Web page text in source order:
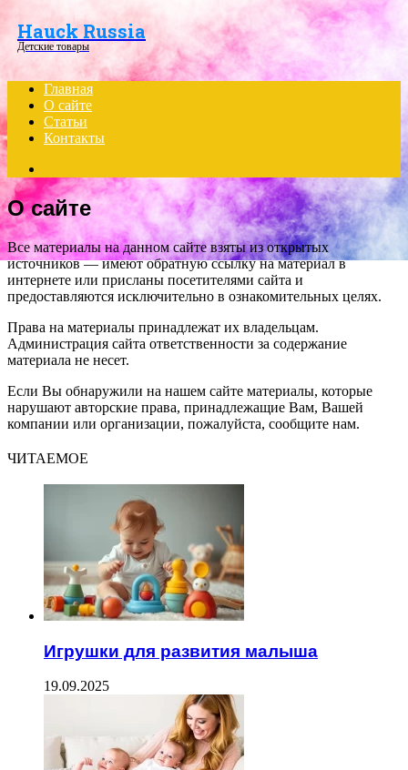
Hauck Russia
Детские товары
Главная
О сайте
Статьи
Контакты
for
О сайте
Все материалы на данном сайте взяты из открытых
источников — имеют обратную ссылку на материал в
интернете или присланы посетителями сайта и
предоставляются исключительно в ознакомительных целях.
Права на материалы принадлежат их владельцам.
Администрация сайта ответственности за содержание
материала не несет.
Если Вы обнаружили на нашем сайте материалы, которые
нарушают авторские права, принадлежащие Вам, Вашей
компании или организации, пожалуйста, сообщите нам.
ЧИТАЕМОЕ
Игрушки для развития малыша
19.09.2025